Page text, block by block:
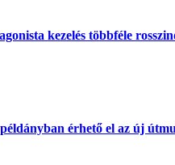
kezelés többféle
érhető el az új